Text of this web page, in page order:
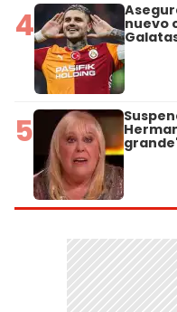
4 nuevo
5